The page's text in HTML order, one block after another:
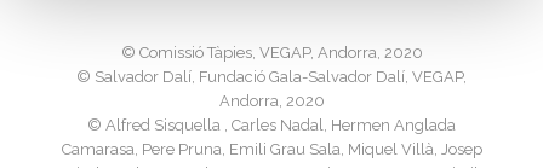
©️ Comissió Tàpies, VEGAP, Andorra, 2020
©️ Salvador Dalí, Fundació Gala-Salvador Dalí, VEGAP,
Andorra, 2020
©️ Alfred Sisquella , Carles Nadal, Hermen Anglada
Camarasa, Pere Pruna, Emili Grau Sala, Miquel Villà, Josep